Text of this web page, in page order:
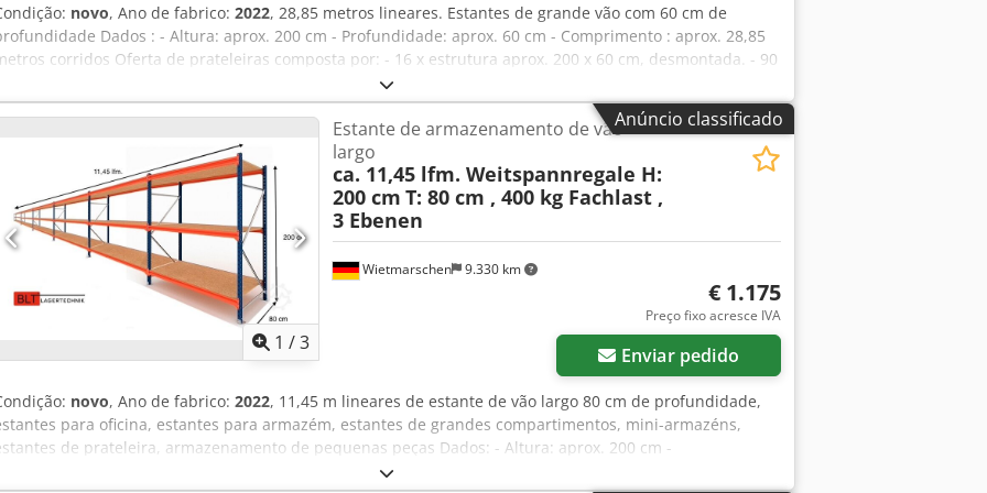
novo, Ano de fabrico: 2022, 28,85 metros lineares. Estantes de grande vão com 60 cm de
Dados : - Altura: aprox. 200 cm - Profundidade: aprox. 60 cm - Comprimento : aprox. 28,85
corridos Oferta de prateleiras composta por: - 16 x estrutura aprox. 200 x 60 cm, desmontada. - 90
x travessa aprox. 185 cm. - 45 x prateleira de apoio aprox. 184,5 x 59,5 cm. - Inclui pinos de segurança -
: BLT , Tipo WR20/60 - Carga: 400 kg de carga na prateleira, com carga distribuída uniformemente.
- Níveis: 3 x níveis de arrumação. - Aglomerado de madeira, natural. - Suporte azul. - Novo em stock. -
outras quantidades disponíveis! Podemos pré-montar as molduras por uma pequena sobretaxa de
6€/líquido por peça. Entrega a pedido por nós a um preço favorável. Cedpfx Akjzrvu Sjaeha --
IMEDIATAMENTE DISPONÍVEL VÁRIAS VEZES... Preço : 2360,00 € líquidos mais IVA legalmente válido.
Receberá uma fatura com o IVA indicado. Transporte : A entrega é efectuada pelo nosso parceiro
transitário a pedido, os custos dependem do código postal. Montagem : Se necessário, o nosso pessoal
qualificado terá todo o gosto em ajudá-lo na montagem e desmontagem profissional do seu equipamento
comercial. A nossa recomendação : Diga-nos o que precisa... Teremos todo o gosto em ajudá-lo a realizar
os seus projectos, desde o planeamento e a encomenda até à instalação.
Anúncio classificado
1 /3
Wietmarschen 9.330 km
Estante de armazenamento de vão
largo
ca. 11,45 lfm. Weitspannregale H:
200 cm T: 80 cm , 400 kg Fachlast ,
3 Ebenen
€ 1.175
Preço fixo acresce IVA
Enviar pedido
novo, Ano de fabrico: 2022, 11,45 m lineares de estante de vão largo 80 cm de profundidade,
para oficina, estantes para armazém, estantes de grandes compartimentos, mini-armazéns,
de prateleira, armazenamento de pequenas peças Dados: - Altura: aprox. 200 cm -
Profundidade: aprox. 80 cm - Comprimento: aprox. 11,45 metros lineares Oferta de estante composta por: